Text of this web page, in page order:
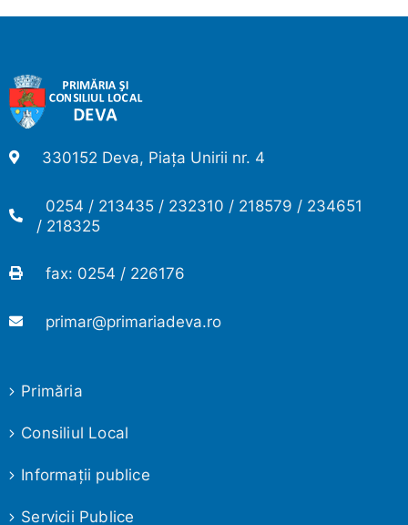
330152 Deva, Piața Unirii nr. 4
0254 / 213435 / 232310 / 218579 / 234651
/ 218325
fax: 0254 / 226176
primar@primariadeva.ro
Primăria
Consiliul Local
Informaţii publice
Servicii Publice